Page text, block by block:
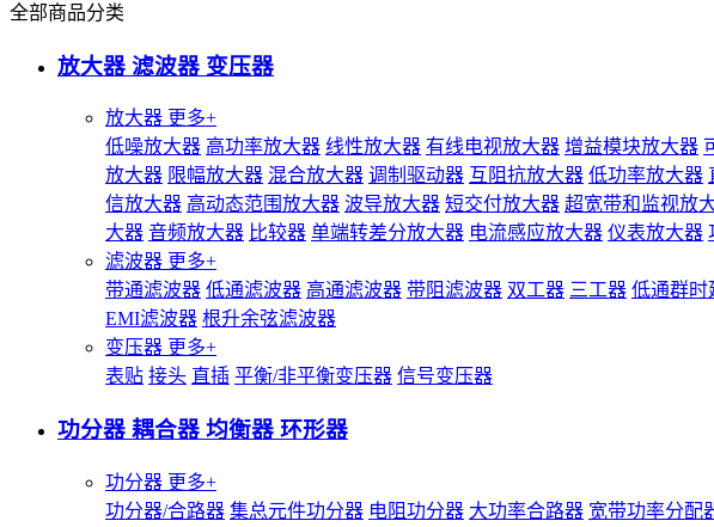
全部商品分类
放大器 滤波器 变压器
放大器 更多+
低噪放大器 高功率放大器 线性放大器 有线电视放大器 增益模块放大器
放大器 限幅放大器 混合放大器 调制驱动器 互阻抗放大器 低功率放大器
信放大器 高动态范围放大器 波导放大器 短交付放大器 超宽带和监视放
大器 音频放大器 比较器 单端转差分放大器 电流感应放大器 仪表放大器
滤波器 更多+
带通滤波器 低通滤波器 高通滤波器 带阻滤波器 双工器 三工器 低通群时
EMI滤波器 根升余弦滤波器
变压器 更多+
表贴 接头 直插 平衡/非平衡变压器 信号变压器
功分器 耦合器 均衡器 环形器
功分器 更多+
功分器/合路器 集总元件功分器 电阻功分器 大功率合路器 宽带功率分配